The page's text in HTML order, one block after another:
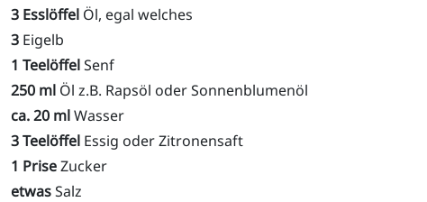
3 Esslöffel Öl, egal welches
3 Eigelb
1 TeelöffelSenf
250 ml Öl z.B. Rapsöl oder Sonnenblumenöl
ca. 20 mlWasser
3 Teelöffel Essig oder Zitronensaft
1 PriseZucker
etwasSalz